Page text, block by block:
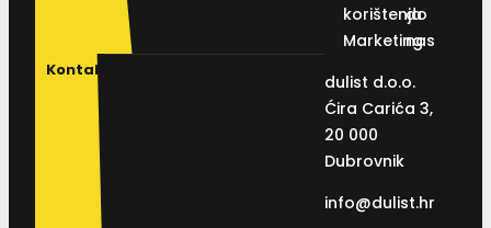
korištenja
Marketing
do
nas
Kontakt
dulist d.o.o.
Ćira Carića 3,
20 000
Dubrovnik
info@dulist.hr